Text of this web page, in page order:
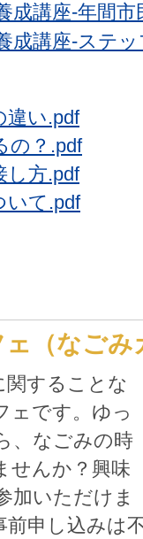
成講座-年間市
成講座-ステ
違い.pdf
の？.pdf
し方.pdf
いて.pdf
（なごみ
することな
ェです。ゆっ
、なごみの時
せんか？興味
加いただけま
申し込みは